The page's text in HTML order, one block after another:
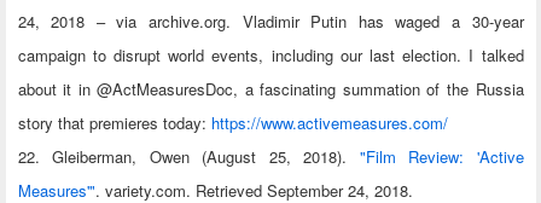
24, 2018 – via archive.org. Vladimir Putin has waged a 30-year
campaign to disrupt world events, including our last election. I talked
about it in @ActMeasuresDoc, a fascinating summation of the Russia
story that premieres today: https://www.activemeasures.com/
22. Gleiberman, Owen (August 25, 2018). "Film Review: 'Active
Measures'". variety.com. Retrieved September 24, 2018.